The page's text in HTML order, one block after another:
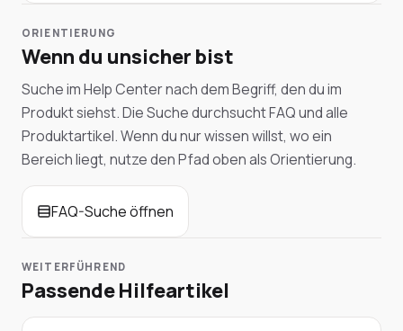
ORIENTIERUNG
Wenn du unsicher bist
Suche im Help Center nach dem Begriff, den du im
Produkt siehst. Die Suche durchsucht FAQ und alle
Produktartikel. Wenn du nur wissen willst, wo ein
Bereich liegt, nutze den Pfad oben als Orientierung.
FAQ-Suche öffnen
WEITERFÜHREND
Passende Hilfeartikel